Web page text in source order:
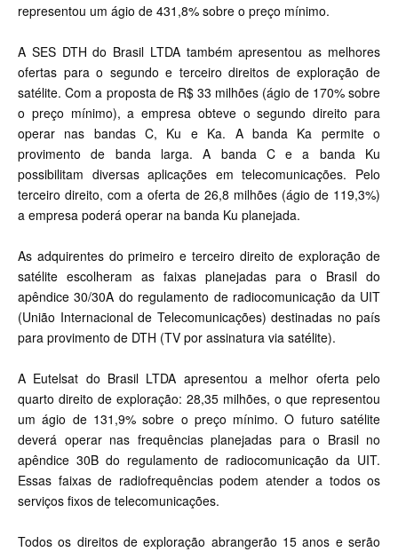
representou um ágio de 431,8% sobre o preço mínimo.
A SES DTH do Brasil LTDA também apresentou as melhores
ofertas para o segundo e terceiro direitos de exploração de
satélite. Com a proposta de R$ 33 milhões (ágio de 170% sobre
o preço mínimo), a empresa obteve o segundo direito para
operar nas bandas C, Ku e Ka. A banda Ka permite o
provimento de banda larga. A banda C e a banda Ku
possibilitam diversas aplicações em telecomunicações. Pelo
terceiro direito, com a oferta de 26,8 milhões (ágio de 119,3%)
a empresa poderá operar na banda Ku planejada.
As adquirentes do primeiro e terceiro direito de exploração de
satélite escolheram as faixas planejadas para o Brasil do
apêndice 30/30A do regulamento de radiocomunicação da UIT
(União Internacional de Telecomunicações) destinadas no país
para provimento de DTH (TV por assinatura via satélite).
A Eutelsat do Brasil LTDA apresentou a melhor oferta pelo
quarto direito de exploração: 28,35 milhões, o que representou
um ágio de 131,9% sobre o preço mínimo. O futuro satélite
deverá operar nas frequências planejadas para o Brasil no
apêndice 30B do regulamento de radiocomunicação da UIT.
Essas faixas de radiofrequências podem atender a todos os
serviços fixos de telecomunicações.
Todos os direitos de exploração abrangerão 15 anos e serão